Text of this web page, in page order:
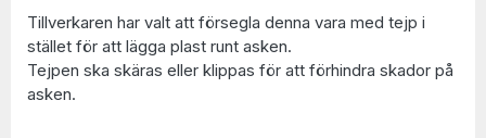
Tillverkaren har valt att försegla denna vara med tejp i
stället för att lägga plast runt asken.
Tejpen ska skäras eller klippas för att förhindra skador på
asken.